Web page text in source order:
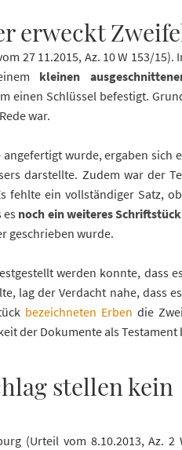
erweckt
27 11.2015, Az. 10 W 153/15).
kleinen
einen Schlüssel befestigt.
war.
wurde, ergaben sich
darstellte. Zudem war der
fehlte ein vollständiger Satz,
es noch ein weiteres Schriftstück
geschrieben wurde.
werden konnte, dass
lag der Verdacht nahe, dass
bezeichneten Erben die
der Dokumente als Testament
stellen kein
(Urteil vom 8.10.2013, Az. 2